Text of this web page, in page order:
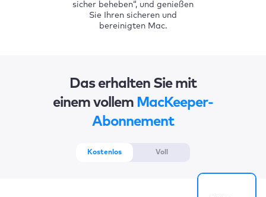
sicher beheben“, und genießen
Sie Ihren sicheren und
bereinigten Mac.
Das erhalten Sie mit
einem vollem MacKeeper-
Abonnement
Kostenlos Voll